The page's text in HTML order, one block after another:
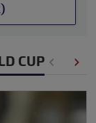
CUP